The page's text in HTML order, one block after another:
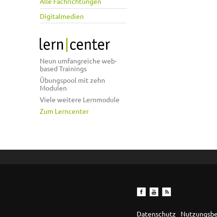
Digitalmedien
Neun umfangreiche web-
based Trainings
Übungspool mit zehn
Modulen
Viele weitere Lernmodule
Zum Lerncenter
Datenschutz